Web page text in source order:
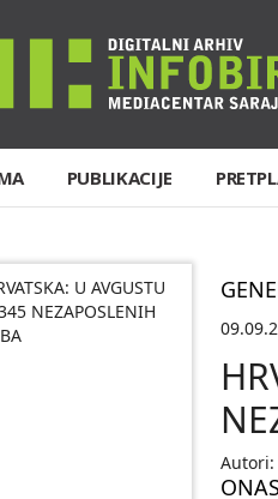
PUBLIKACIJE
Autori: